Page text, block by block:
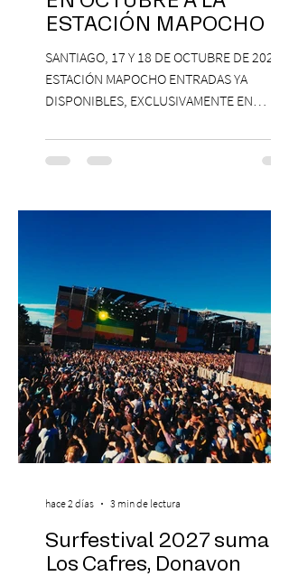
ESTACIÓN MAPOCHO
SANTIAGO, 17 Y 18 DE OCTUBRE DE 2026,
ESTACIÓN MAPOCHO ENTRADAS YA
DISPONIBLES, EXCLUSIVAMENTE EN
con una edición renovada que reunirá
yoga, bienestar y vida consciente, con la
Antonella Orsini, Yoga Woman y más
Centro Cultural Estación Mapocho, espacio
que albergará durante dos jornadas una
pro
Surfestival 2027 suma a
Los Cafres, Donavon
hace 2 días 3 min de lectura